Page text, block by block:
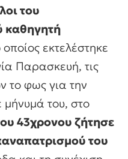
του
καθηγητή
οποίος εκτελέστηκε
Παρασκευή, τις
το φως για την
του, στο
43χρονου ζήτησε
του